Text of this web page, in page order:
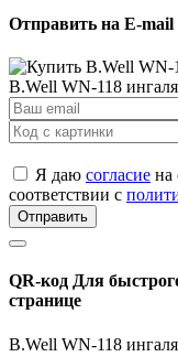
Отправить на E-mail
B.Well WN-118
Я даю согласие на
соответствии с
Отправить
QR-код Для
странице
B.Well WN-118